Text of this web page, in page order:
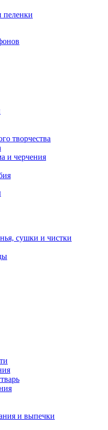
пеленки
творчества
и черчения
сушки и чистки
и выпечки